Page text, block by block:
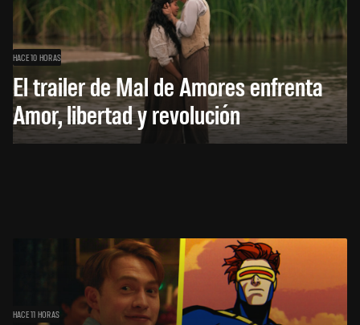
HACE 10 HORAS
El trailer de Mal de Amores enfrenta
Amor, libertad y revolución
HACE 11 HORAS